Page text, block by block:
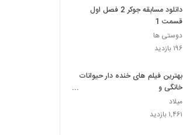
دانلود مسابقه جوکر 2 فصل اول
قسمت 1
دوستی ها
۱۹۶ بازدید
بهترین فیلم های خنده دار حیوانات
خانگی و
کودکان,مستند,حیوانات,شکار,حیات
وحش,راز بقا
میلاد
۱,۴۶۱ بازدید